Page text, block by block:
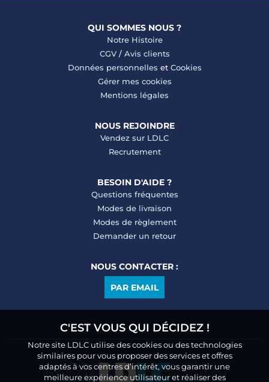
QUI SOMMES NOUS ?
Notre Histoire
CGV/ Avis clients
Données personnelles et Cookies
Gérer mes cookies
Mentions légales
NOUS REJOINDRE
Vendez sur LDLC
Recrutement
BESOIN D'AIDE ?
Questions fréquentes
Modes de livraison
Modes de règlement
Demander un retour
NOUS CONTACTER :
PAR EMAIL
C'EST VOUS QUI DÉCIDEZ !
Notre site LDLC utilise des cookies ou des technologies
similaires pour vous proposer des services et offres
adaptés à vos centres d’intérêt, vous garantir une
meilleure expérience utilisateur et réaliser des